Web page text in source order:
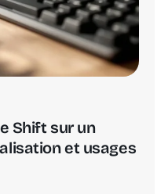
Shift sur un
et usages